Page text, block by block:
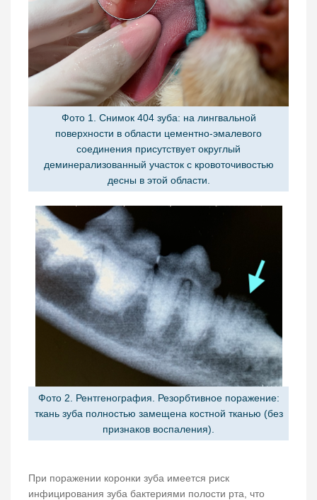
Фото 1. Снимок 404 зуба: на лингвальной
поверхности в области цементно-эмалевого
соединения присутствует округлый
деминерализованный участок с кровоточивостью
десны в этой области.
Фото 2. Рентгенография. Резорбтивное поражение:
ткань зуба полностью замещена костной тканью (без
признаков воспаления).
При поражении коронки зуба имеется риск
инфицирования зуба бактериями полости рта, что